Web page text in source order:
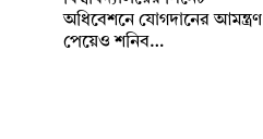
অধিবেশনে যোগদানের আমন্ত্রণ
পেয়েও শনিব…